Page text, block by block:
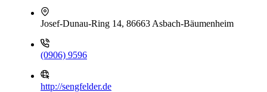
Josef-Dunau-Ring 14, 86663 Asbach-Bäumenheim
(0906) 9596
http://sengfelder.de